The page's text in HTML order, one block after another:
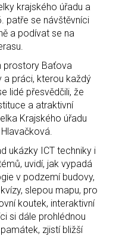
krajského úřadu a
patře se návštěvníci
a podívat se na
prostory Baťova
a práci, kterou každý
lidé přesvědčili, že
a atraktivní
Krajského úřadu
ukázky ICT techniky i
uvidí, jak vypadá
v podzemí budovy,
slepou mapu, pro
koutek, interaktivní
si dále prohlédnou
zjistí bližší